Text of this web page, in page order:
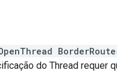
do Thread requer